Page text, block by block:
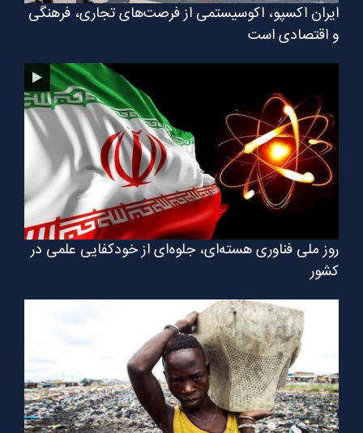
ایران اکسپو، اکوسیستمی از فرصت‌های تجاری، فرهنگی
و اقتصادی است
روز ملی فناوری هسته‌ای، جلوه‌ای از خودکفایی علمی در
کشور